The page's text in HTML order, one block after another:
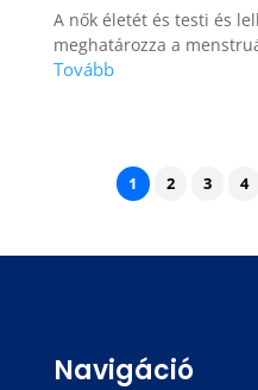
A nők életét és testi és
meghatározza a
1 2 3 4
Navigáció